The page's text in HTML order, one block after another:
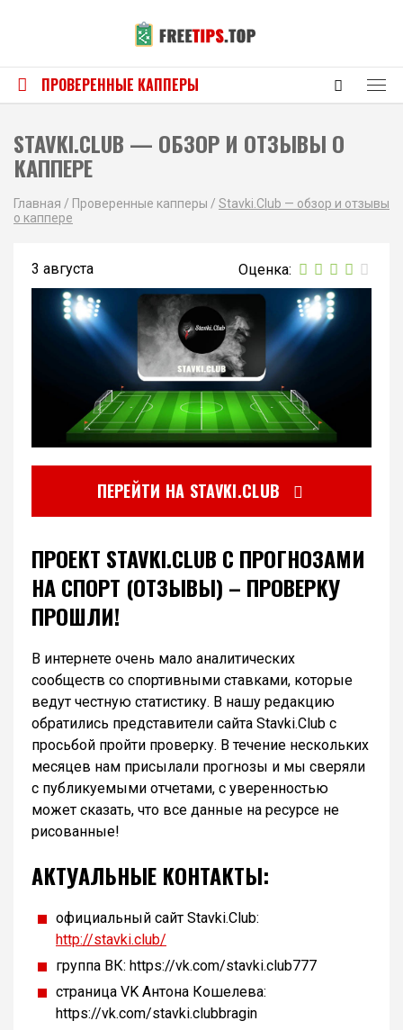
ПРОВЕРЕННЫЕ КАППЕРЫ
STAVKI.CLUB — ОБЗОР И ОТЗЫВЫ О
КАППЕРЕ
Главная / Проверенные капперы / Stavki.Club — обзор и отзывы
о каппере
3 августа
ПЕРЕЙТИ НА STAVKI.CLUB
ПРОЕКТ STAVKI.CLUB С ПРОГНОЗАМИ
НА СПОРТ (ОТЗЫВЫ) – ПРОВЕРКУ
ПРОШЛИ!
В интернете очень мало аналитических
сообществ со спортивными ставками, которые
ведут честную статистику. В нашу редакцию
обратились представители сайта Stavki.Club с
просьбой пройти проверку. В течение нескольких
месяцев нам присылали прогнозы и мы сверяли
с публикуемыми отчетами, с уверенностью
может сказать, что все данные на ресурсе не
рисованные!
АКТУАЛЬНЫЕ КОНТАКТЫ:
официальный сайт Stavki.Club:
http://stavki.club/
группа ВК: https://vk.com/stavki.club777
страница VK Антона Кошелева:
https://vk.com/stavki.clubbragin